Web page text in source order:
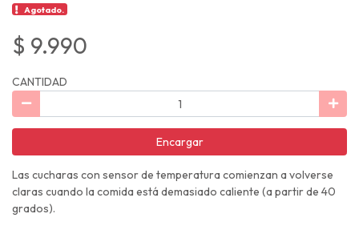
Agotado.
$ 9.990
CANTIDAD
Encargar
Las cucharas con sensor de temperatura comienzan a volverse
claras cuando la comida está demasiado caliente (a partir de 40
grados).